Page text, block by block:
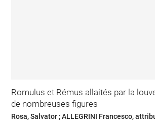
Romulus et Rémus allaités par la
de nombreuses figures